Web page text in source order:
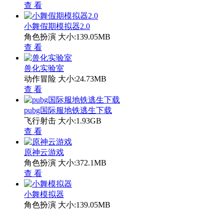
查 看
小舞假期模拟器2.0
角色扮演 大小:139.05MB
查 看
兽化实验室
动作冒险 大小:24.73MB
查 看
pubg国际服地铁逃生下载
飞行射击 大小:1.93GB
查 看
原神云游戏
角色扮演 大小:372.1MB
查 看
小舞模拟器
角色扮演 大小:139.05MB